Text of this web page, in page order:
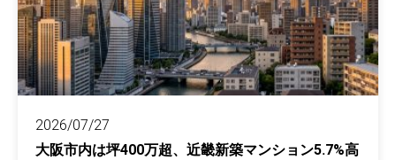
2026/07/27
大阪市内は坪400万超、近畿新築マンション5.7%高